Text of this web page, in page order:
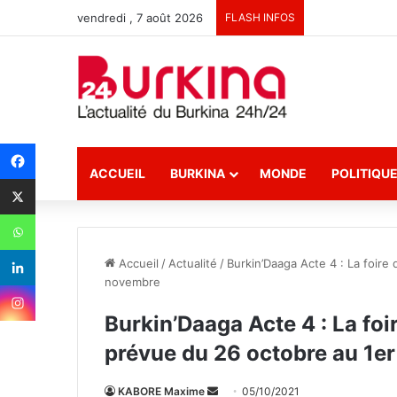
vendredi , 7 août 2026 FLASH INFOS
ACCUEIL BURKINA MONDE POLITIQUE
Accueil / Actualité / Burkin’Daaga Acte 4 : La
novembre
Burkin’Daaga Acte 4 : La
prévue du 26 octobre au
KABORE Maxime 05/10/2021